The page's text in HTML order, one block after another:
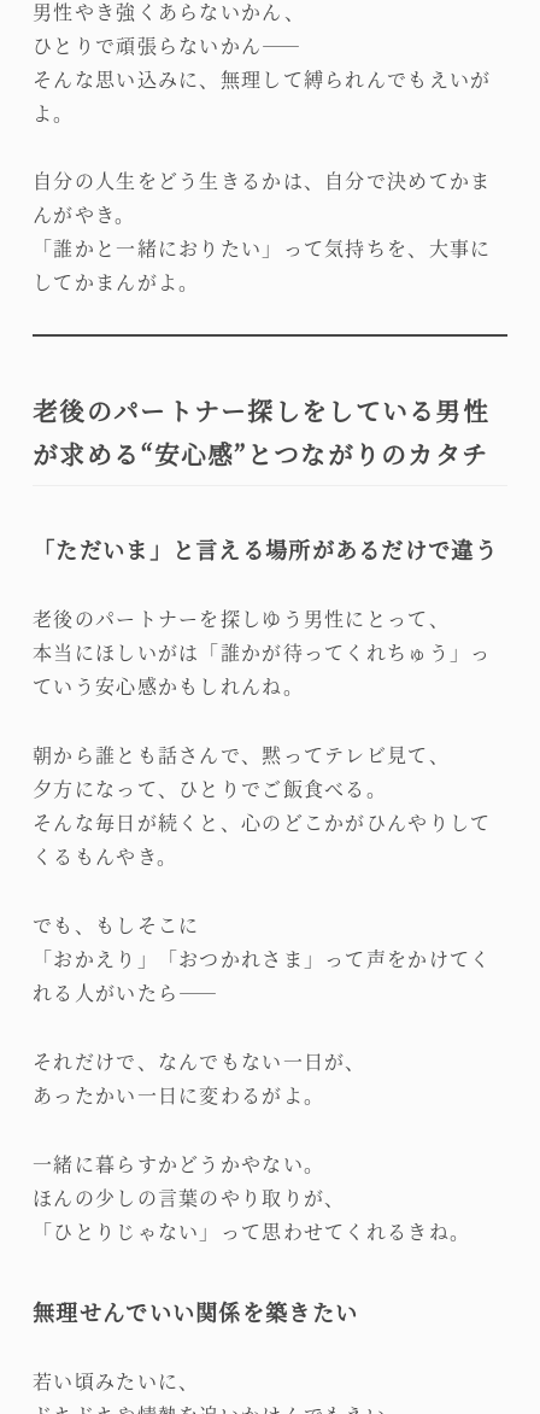
男性やき強くあらないかん、
ひとりで頑張らないかん――
そんな思い込みに、無理して縛られんでもえいが
よ。
自分の人生をどう生きるかは、自分で決めてかま
んがやき。
「誰かと一緒におりたい」って気持ちを、大事に
してかまんがよ。
老後のパートナー探しをしている男性
が求める“安心感”とつながりのカタチ
「ただいま」と言える場所があるだけで違う
老後のパートナーを探しゆう男性にとって、
本当にほしいがは「誰かが待ってくれちゅう」っ
ていう安心感かもしれんね。
朝から誰とも話さんで、黙ってテレビ見て、
夕方になって、ひとりでご飯食べる。
そんな毎日が続くと、心のどこかがひんやりして
くるもんやき。
でも、もしそこに
「おかえり」「おつかれさま」って声をかけてく
れる人がいたら――
それだけで、なんでもない一日が、
あったかい一日に変わるがよ。
一緒に暮らすかどうかやない。
ほんの少しの言葉のやり取りが、
「ひとりじゃない」って思わせてくれるきね。
無理せんでいい関係を築きたい
若い頃みたいに、